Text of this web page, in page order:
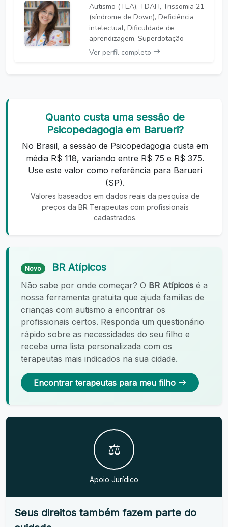
Autismo (TEA), TDAH, Trissomia 21
(síndrome de Down), Deficiência
intelectual, Dificuldade de
aprendizagem, Superdotação
Ver perfil completo
Quanto custa uma sessão de
Psicopedagogia em Barueri?
No Brasil, a sessão de Psicopedagogia custa em
média R$ 118, variando entre R$ 75 e R$ 375.
Use este valor como referência para Barueri
(SP).
Valores baseados em dados reais da pesquisa de
preços da BR Terapeutas com profissionais
cadastrados.
Novo BR Atípicos
Não sabe por onde começar? O BR Atípicos é a
nossa ferramenta gratuita que ajuda famílias de
crianças com autismo a encontrar os
profissionais certos. Responda um questionário
rápido sobre as necessidades do seu filho e
receba uma lista personalizada com os
terapeutas mais indicados na sua cidade.
Encontrar terapeutas para meu filho
⚖️
Apoio Jurídico
Seus direitos também fazem parte do